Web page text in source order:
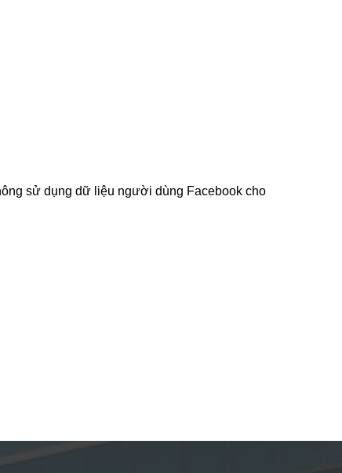
sử dụng dữ liệu người dùng Facebook cho